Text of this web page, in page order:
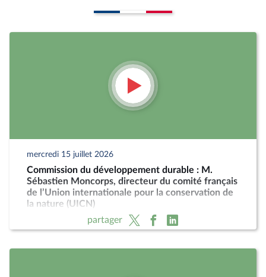
mercredi 15 juillet 2026
Commission du développement durable : M.
Sébastien Moncorps, directeur du comité français
de l’Union internationale pour la conservation de
la nature (UICN)
partager